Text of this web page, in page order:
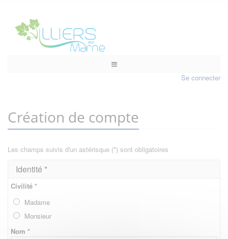
Se connecter
Création de compte
Les champs suivis d'un astérisque (*) sont obligatoires
Identité *
Civilité *
Madame
Monsieur
Nom *